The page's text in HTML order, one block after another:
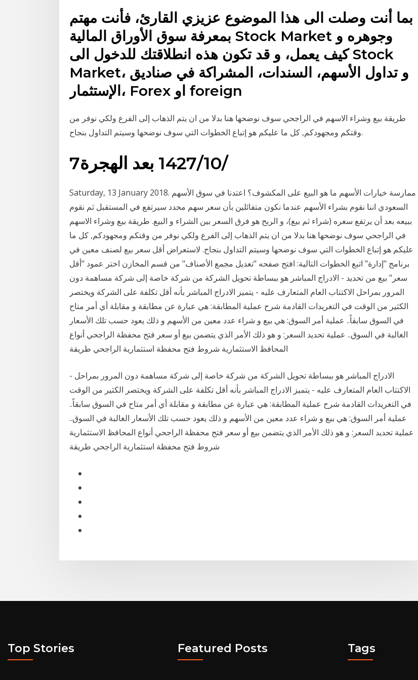
بما أنت وصلت الى هذا الموضوع عزيزي القارئ، فأنت مهتم
بمعرفة سوق الأوراق المالية Stock Market وجوهره و
كيف يعمل، و قد تكون هذه انطلاقتك للدخول الى Stock
Market، و تداول الأسهم، السندات، المشراكة في صناديق
الإستثمار، Forex او foreign
طريقة بيع وشراء الاسهم في الراجحي سوف نوضحها هنا بدلا من ان يتم الذهاب إلى الفرع ولكي نوفر من
وقتكم ومجهودكم, كل ما عليكم هو إتباع الخطوات التي سوف نوضحها وسيتم التداول بنجاح.
7‏‏/10‏‏/1427 بعد الهجرة
Saturday, 13 January 2018. ممارسة خيارات الأسهم ما هو البيع على المكشوف؟ اعتدنا في سوق الأسهم
السعودي اننا نقوم بشراء الأسهم عندما نكون متفائلين بأن سعر سهم محدد سيرتفع في المستقبل ثم نقوم
ببيعه بعد أن يرتفع سعره (شراء ثم بيع)، و الربح هو فرق السعر بين الشراء و البيع. طريقة بيع وشراء الاسهم
في الراجحي سوف نوضحها هنا بدلا من ان يتم الذهاب إلى الفرع ولكي نوفر من وقتكم ومجهودكم, كل ما
عليكم هو إتباع الخطوات التي سوف نوضحها وسيتم التداول بنجاح. لاستعراض أقل سعر بيع لصنف معين في
برنامج "إدارة" اتبع الخطوات التالية: افتح صفحه "تعديل مجمع الأصناف" من قسم المخازن اختر عمود "أقل
سعر" بيع من تحديد - الادراج المباشر هو ببساطة تحويل الشركة من شركة خاصة إلى شركة مساهمة دون
المرور بمراحل الاكتتاب العام المتعارف عليه - يتميز الادراج المباشر بأنه أقل تكلفة على الشركة ويختصر
الكثير من الوقت في التغريدات القادمة شرح عملية المطابقة: هي عبارة عن مطابقة و مقابلة أي أمر متاح
في السوق سابقاً.. عملية أمر السوق: هي بيع و شراء عدد معين من الأسهم و ذلك يعود حسب تلك الأسعار
الغالبة في السوق.. عملية تحديد السعر: و هو ذلك الأمر الذي يتضمن بيع أو سعر فتح محفظة الراجحي أنواع
المحافظ الاستثمارية شروط فتح محفظة استثمارية الراجحي طريقة
- الادراج المباشر هو ببساطة تحويل الشركة من شركة خاصة إلى شركة مساهمة دون المرور بمراحل
الاكتتاب العام المتعارف عليه - يتميز الادراج المباشر بأنه أقل تكلفة على الشركة ويختصر الكثير من الوقت
في التغريدات القادمة شرح عملية المطابقة: هي عبارة عن مطابقة و مقابلة أي أمر متاح في السوق سابقاً..
عملية أمر السوق: هي بيع و شراء عدد معين من الأسهم و ذلك يعود حسب تلك الأسعار الغالبة في السوق..
عملية تحديد السعر: و هو ذلك الأمر الذي يتضمن بيع أو سعر فتح محفظة الراجحي أنواع المحافظ الاستثمارية
شروط فتح محفظة استثمارية الراجحي طريقة
Top Stories Featured Posts Tags